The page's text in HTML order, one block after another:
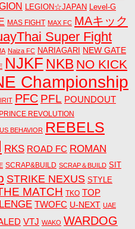
LEGION☆JAPAN Level-G
MAS FIGHT MAX FC MAキック
Super Fight
Naiza FC NARIAGARI NEW GATE
NJKF NKB NO KICK
Championship
PFC PFL POUNDOUT
PRINCE REVOLUTION
BEHAVIOR REBELS
RKS ROAD FC ROMAN
SCRAP&BUILD SCRAP＆BUILD SIT
STRIKE NEXUS STYLE
MATCH TKO TOP
TWOFC U-NEXT UAE
VTJ WAKO WARDOG